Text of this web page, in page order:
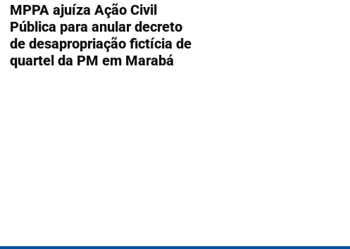
MPPA ajuíza Ação Civil
Pública para anular decreto
de desapropriação fictícia de
quartel da PM em Marabá